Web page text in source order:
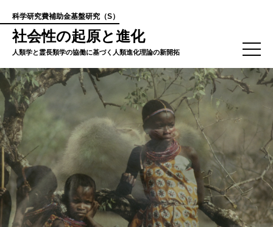
科学研究費補助金基盤研究（S）
社会性の起原と進化
人類学と霊長類学の協働に基づく人類進化理論の新開拓